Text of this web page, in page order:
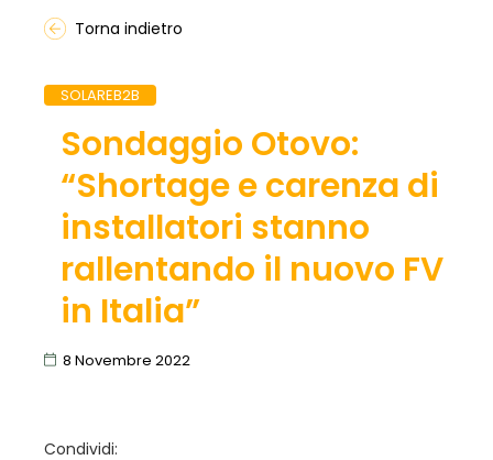
Torna indietro
SOLAREB2B
Sondaggio Otovo:
“Shortage e carenza di
installatori stanno
rallentando il nuovo FV
in Italia”
8 Novembre 2022
Condividi: